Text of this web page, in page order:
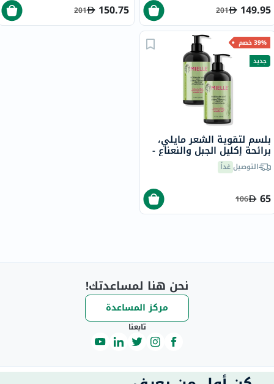
149.95
201
150.75
201
39% خصم
جديد
بلسم لتقوية الشعر مايلي،
برائحة إكليل الجبل والنعناع -
2 × 355 مل التوصيلغداً
65
106
نحن هنا لمساعدتك!
مركز المساعدة
تابعنا